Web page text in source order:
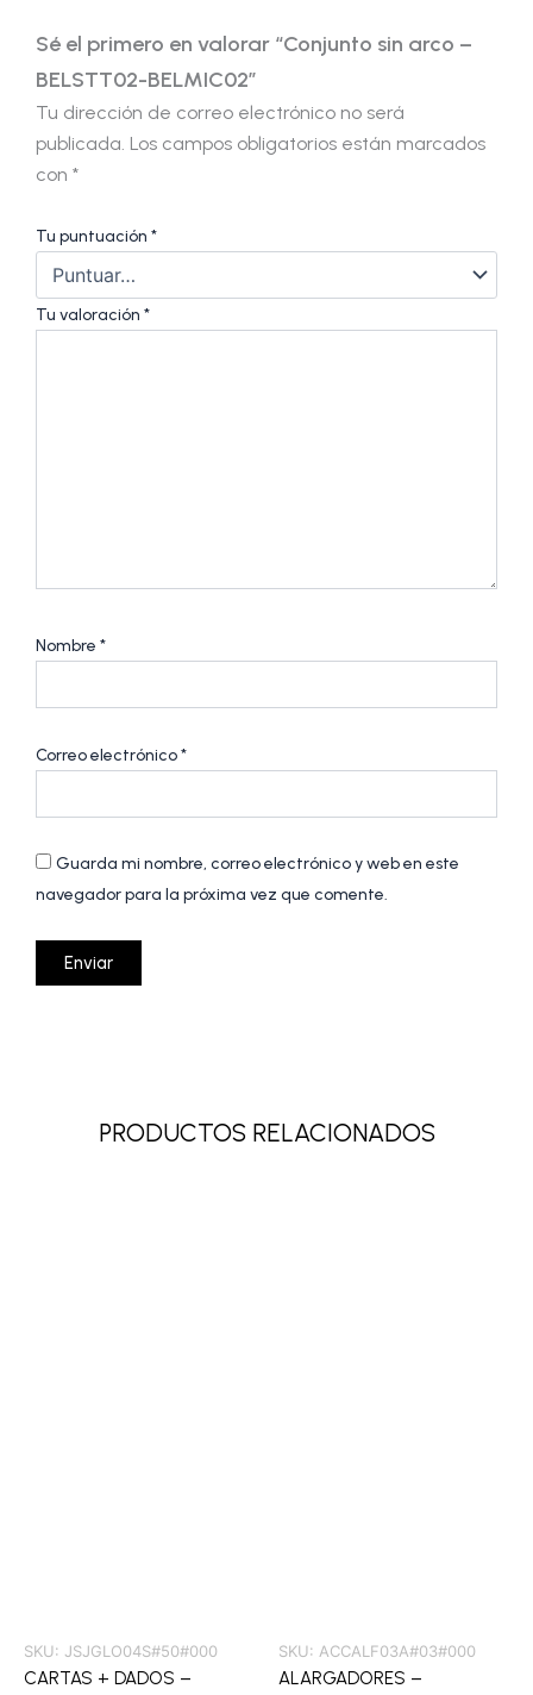
Sé el primero en valorar “Conjunto sin arco –
BELSTT02-BELMIC02”
Tu dirección de correo electrónico no será
publicada. Los campos obligatorios están marcados
con *
Tu puntuación *
Tu valoración *
Nombre *
Correo electrónico*
Guarda mi nombre, correo electrónico y web en este
navegador para la próxima vez que comente.
PRODUCTOS RELACIONADOS
SKU: JSJGLO04S#50#000
CARTAS + DADOS –
SKU: ACCALF03A#03#000
ALARGADORES –